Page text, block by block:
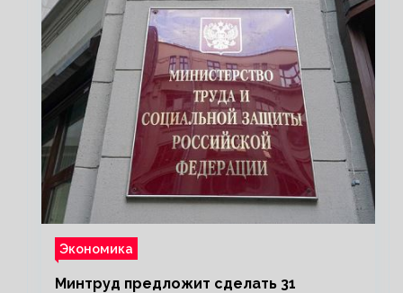
Экономика
Минтруд предложит сделать 31